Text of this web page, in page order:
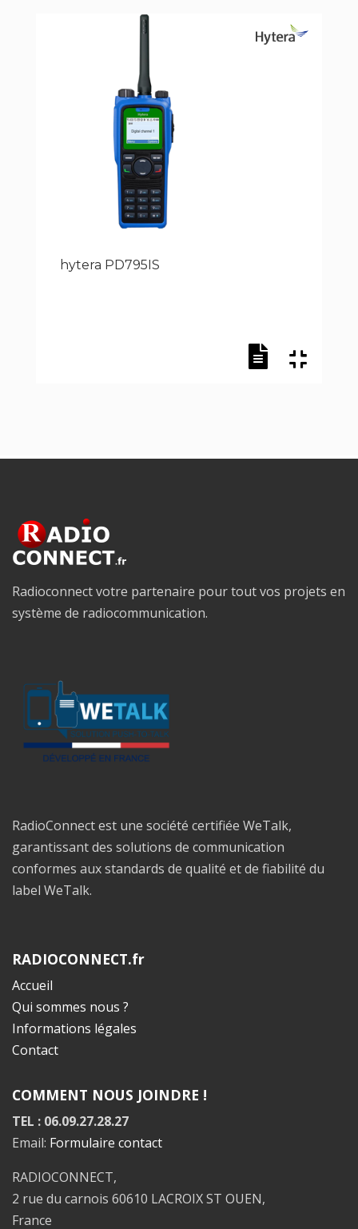
hytera PD795IS
Radioconnect votre partenaire pour tout vos projets en
système de radiocommunication.
RadioConnect est une société certifiée WeTalk,
garantissant des solutions de communication
conformes aux standards de qualité et de fiabilité du
label WeTalk.
RADIOCONNECT.fr
Accueil
Qui sommes nous ?
Informations légales
Contact
COMMENT NOUS JOINDRE !
TEL : 06.09.27.28.27
Email: Formulaire contact
RADIOCONNECT,
2 rue du carnois 60610 LACROIX ST OUEN,
France